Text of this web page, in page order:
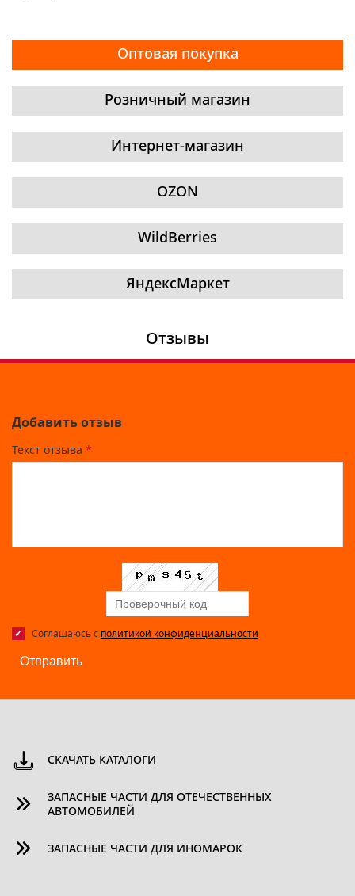
Оптовая покупка
Розничный магазин
Интернет-магазин
OZON
WildBerries
ЯндексМаркет
Отзывы
Добавить отзыв
Текст отзыва *
Соглашаюсь с политикой конфиденциальности
Отправить
СКАЧАТЬ КАТАЛОГИ
ЗАПАСНЫЕ ЧАСТИ ДЛЯ ОТЕЧЕСТВЕННЫХ
АВТОМОБИЛЕЙ
ЗАПАСНЫЕ ЧАСТИ ДЛЯ ИНОМАРОК